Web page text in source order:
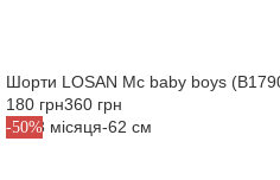
Шорти LOSAN Mc baby boys
180 грн360 грн
-50%
M3-3 місяця-62 см